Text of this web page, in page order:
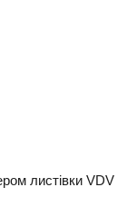
листівки VDV